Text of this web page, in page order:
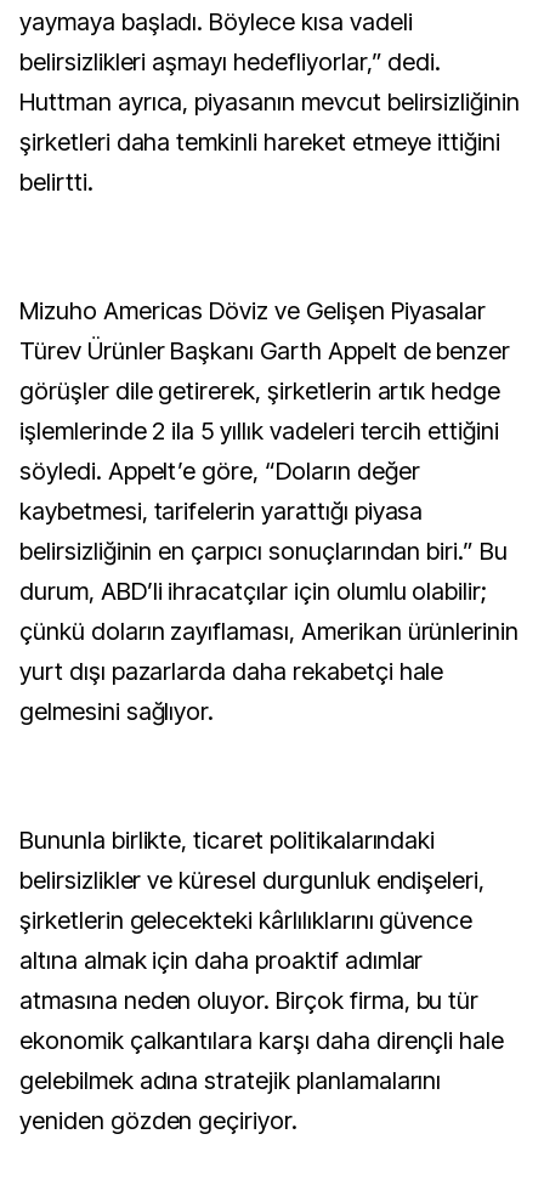
yaymaya başladı. Böylece kısa vadeli
belirsizlikleri aşmayı hedefliyorlar,” dedi.
Huttman ayrıca, piyasanın mevcut belirsizliğinin
şirketleri daha temkinli hareket etmeye ittiğini
belirtti.
Mizuho Americas Döviz ve Gelişen Piyasalar
Türev Ürünler Başkanı Garth Appelt de benzer
görüşler dile getirerek, şirketlerin artık hedge
işlemlerinde 2 ila 5 yıllık vadeleri tercih ettiğini
söyledi. Appelt’e göre, “Doların değer
kaybetmesi, tarifelerin yarattığı piyasa
belirsizliğinin en çarpıcı sonuçlarından biri.” Bu
durum, ABD’li ihracatçılar için olumlu olabilir;
çünkü doların zayıflaması, Amerikan ürünlerinin
yurt dışı pazarlarda daha rekabetçi hale
gelmesini sağlıyor.
Bununla birlikte, ticaret politikalarındaki
belirsizlikler ve küresel durgunluk endişeleri,
şirketlerin gelecekteki kârlılıklarını güvence
altına almak için daha proaktif adımlar
atmasına neden oluyor. Birçok firma, bu tür
ekonomik çalkantılara karşı daha dirençli hale
gelebilmek adına stratejik planlamalarını
yeniden gözden geçiriyor.